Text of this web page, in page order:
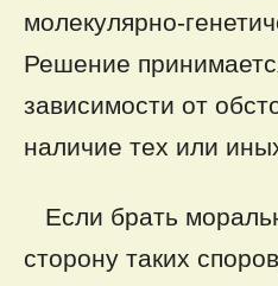
молекулярно-
Решение
зависимости от
наличие тех или
Если брать
сторону таких